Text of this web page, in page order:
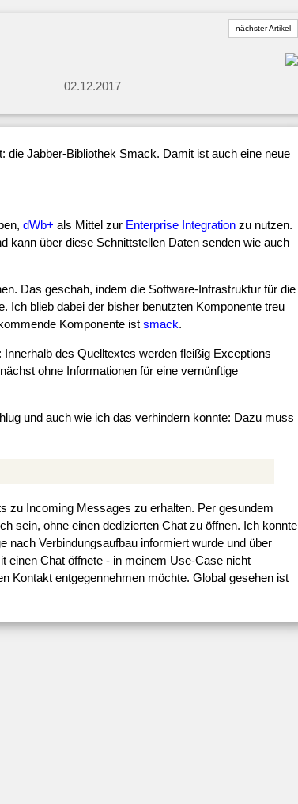
nächster Artikel
02.12.2017
die Jabber-Bibliothek Smack. Damit ist auch eine neue
dWb+ als Mittel zur Enterprise Integration zu nutzen.
kann über diese Schnittstellen Daten senden wie auch
Das geschah, indem die Software-Infrastruktur für die
Ich blieb dabei der bisher benutzten Komponente treu
Komponente ist smack.
des Quelltextes werden fleißig Exceptions
ohne Informationen für eine vernünftige
und auch wie ich das verhindern konnte: Dazu muss
zu Incoming Messages zu erhalten. Per gesundem
sein, ohne einen dedizierten Chat zu öffnen. Ich konnte
nach Verbindungsaufbau informiert wurde und über
einen Chat öffnete - in meinem Use-Case nicht
Kontakt entgegennehmen möchte. Global gesehen ist